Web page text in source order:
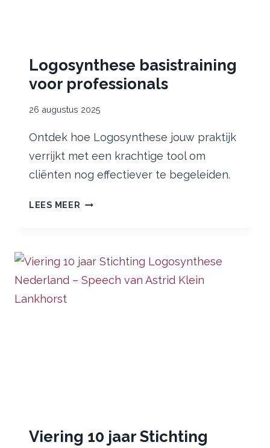
Logosynthese basistraining
voor professionals
26 augustus 2025
Ontdek hoe Logosynthese jouw praktijk
verrijkt met een krachtige tool om
cliënten nog effectiever te begeleiden.
LEES MEER LOGOSYNTHESE
Viering 10 jaar Stichting